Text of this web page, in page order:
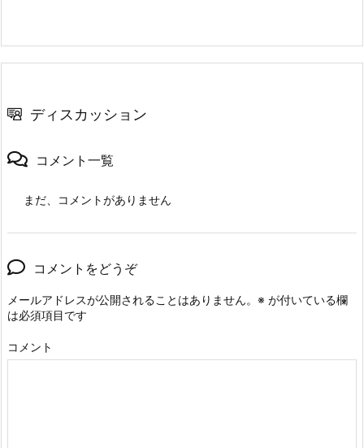
ディスカッション
コメント一覧
まだ、コメントがありません
コメントをどうぞ
メールアドレスが公開されることはありません。 ※ が付いている欄
は必須項目です
コメント